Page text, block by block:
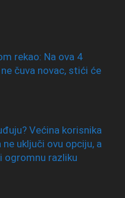
rekao: Na ova 4
čuva novac, stići će
Većina korisnika
uključi ovu opciju, a
ogromnu razliku